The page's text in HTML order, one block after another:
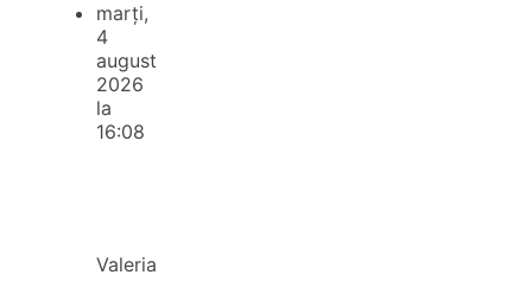
marți,
4
august
2026
la
16:08
Valeria